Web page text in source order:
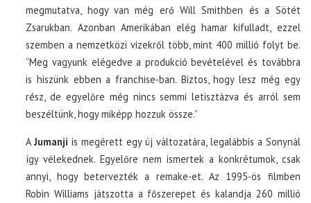
megmutatva, hogy van még erő Will Smithben és a Sötét
Zsarukban. Azonban Amerikában elég hamar kifulladt, ezzel
szemben a nemzetközi vizekről több, mint 400 millió folyt be.
“Meg vagyunk elégedve a produkció bevételével és továbbra
is hiszünk ebben a franchise-ban. Biztos, hogy lesz még egy
rész, de egyelőre még nincs semmi letisztázva és arról sem
beszéltünk, hogy miképp hozzuk össze.”
AJumanji is megérett egy új változatára, legalábbis a Sonynál
így vélekednek. Egyelőre nem ismertek a konkrétumok, csak
annyi, hogy betervezték a remake-et. Az 1995-ös filmben
Robin Williams játszotta a főszerepet és kalandja 260 millió